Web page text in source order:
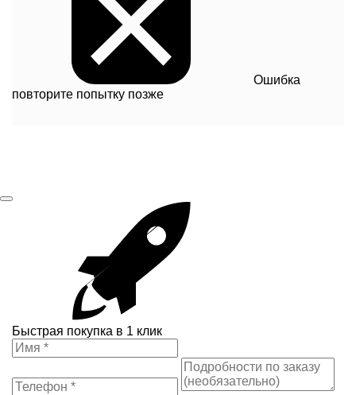
Ошибка
повторите попытку позже
Быстрая покупка в 1 клик